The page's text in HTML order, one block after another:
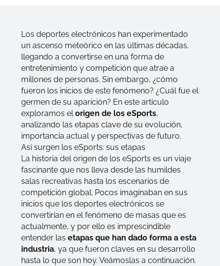
Los deportes electrónicos han experimentado
un ascenso meteórico en las últimas décadas,
llegando a convertirse en una forma de
entretenimiento y competición que atrae a
millones de personas. Sin embargo, ¿cómo
fueron los inicios de este fenómeno? ¿Cuál fue el
germen de su aparición? En este artículo
exploramos elorigen de los eSports,
analizando las etapas clave de su evolución,
importancia actual y perspectivas de futuro.
Así surgen los eSports: sus etapas
La historia del origen de los eSports es un viaje
fascinante que nos lleva desde las humildes
salas recreativas hasta los escenarios de
competición global. Pocos imaginaban en sus
inicios que los deportes electrónicos se
convertirían en el fenómeno de masas que es
actualmente, y por ello es imprescindible
entender las etapas que han dado forma a esta
industria, ya que fueron claves en su desarrollo
hasta lo que son hoy. Veámoslas a continuación.